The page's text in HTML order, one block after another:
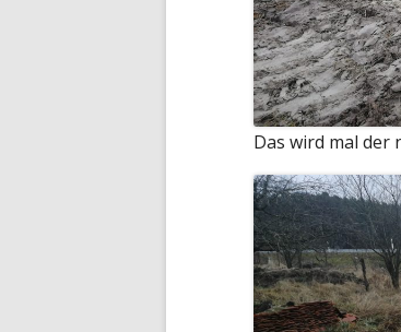
Das wird mal der